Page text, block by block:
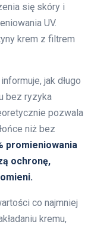
się skóry i
UV.
krem z filtrem
jak długo
bez ryzyka
pozwala
niż bez
promieniowania
ochronę,
co najmniej
kremu,